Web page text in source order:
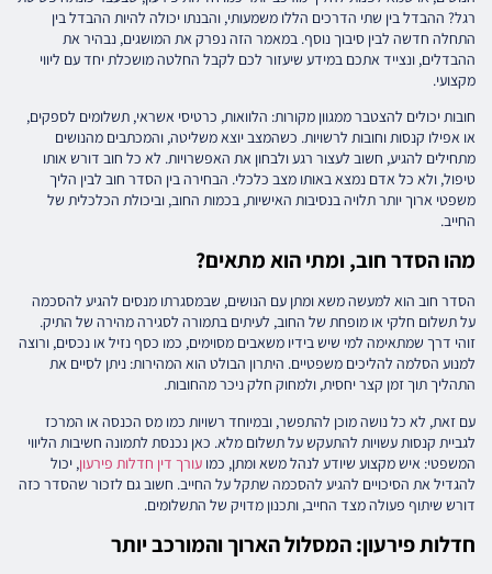
רגל? ההבדל בין שתי הדרכים הללו משמעותי, והבנתו יכולה להיות ההבדל בין
התחלה חדשה לבין סיבוך נוסף. במאמר הזה נפרק את המושגים, נבהיר את
ההבדלים, ונצייד אתכם במידע שיעזור לכם לקבל החלטה מושכלת יחד עם ליווי
מקצועי.
חובות יכולים להצטבר ממגוון מקורות: הלוואות, כרטיסי אשראי, תשלומים לספקים,
או אפילו קנסות וחובות לרשויות. כשהמצב יוצא משליטה, והמכתבים מהנושים
מתחילים להגיע, חשוב לעצור רגע ולבחון את האפשרויות. לא כל חוב דורש אותו
טיפול, ולא כל אדם נמצא באותו מצב כלכלי. הבחירה בין הסדר חוב לבין הליך
משפטי ארוך יותר תלויה בנסיבות האישיות, בכמות החוב, וביכולת הכלכלית של
החייב.
מהו הסדר חוב, ומתי הוא מתאים?
הסדר חוב הוא למעשה משא ומתן עם הנושים, שבמסגרתו מנסים להגיע להסכמה
על תשלום חלקי או מופחת של החוב, לעיתים בתמורה לסגירה מהירה של התיק.
זוהי דרך שמתאימה למי שיש בידיו משאבים מסוימים, כמו כסף נזיל או נכסים, ורוצה
למנוע הסלמה להליכים משפטיים. היתרון הבולט הוא המהירות: ניתן לסיים את
התהליך תוך זמן קצר יחסית, ולמחוק חלק ניכר מהחובות.
עם זאת, לא כל נושה מוכן להתפשר, ובמיוחד רשויות כמו מס הכנסה או המרכז
לגביית קנסות עשויות להתעקש על תשלום מלא. כאן נכנסת לתמונה חשיבות הליווי
המשפטי: איש מקצוע שיודע לנהל משא ומתן, כמו עורך דין חדלות פירעון, יכול
להגדיל את הסיכויים להגיע להסכמה שתקל על החייב. חשוב גם לזכור שהסדר כזה
דורש שיתוף פעולה מצד החייב, ותכנון מדויק של התשלומים.
חדלות פירעון: המסלול הארוך והמורכב יותר